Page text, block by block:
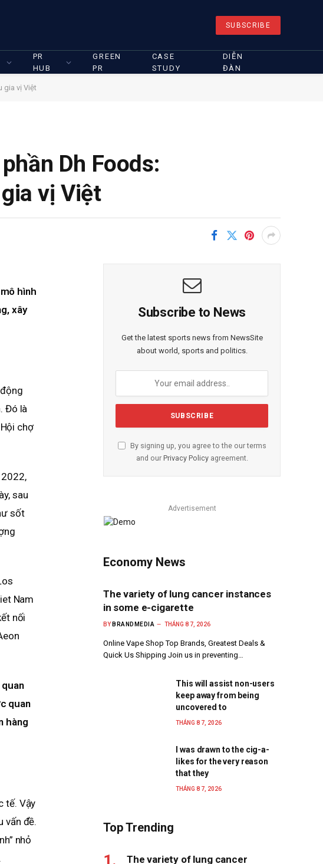
SUBSCRIBE
PR
HUB
GREEN
PR
CASE
STUDY
DIỄN
ĐÀN
gia vị Việt
Dh Foods:
vị Việt
hình
xây
Đó là
chợ
sau
sốt
Nam
nối
quan
hàng
tế. Vậy
vấn đề.
nhỏ
Subscribe to News
Get the latest sports news from NewsSite
about world, sports and politics.
By signing up, you agree to the our terms
and our Privacy Policyagreement.
Advertisement
Economy News
The variety of lung cancer instances
in some e-cigarette
BY BRANDMEDIA THÁNG 8 7, 2026
Online Vape Shop Top Brands, Greatest Deals &
Quick Us Shipping Join us in preventing…
This will assist non-users
keep away from being
uncovered to
THÁNG 8 7, 2026
I was drawn to the cig-a-
likes for the very reason
that they
THÁNG 8 7, 2026
Top Trending
The variety of lung cancer